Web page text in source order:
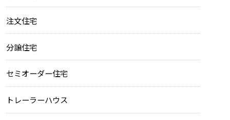
注文住宅
分譲住宅
セミオーダー住宅
トレーラーハウス